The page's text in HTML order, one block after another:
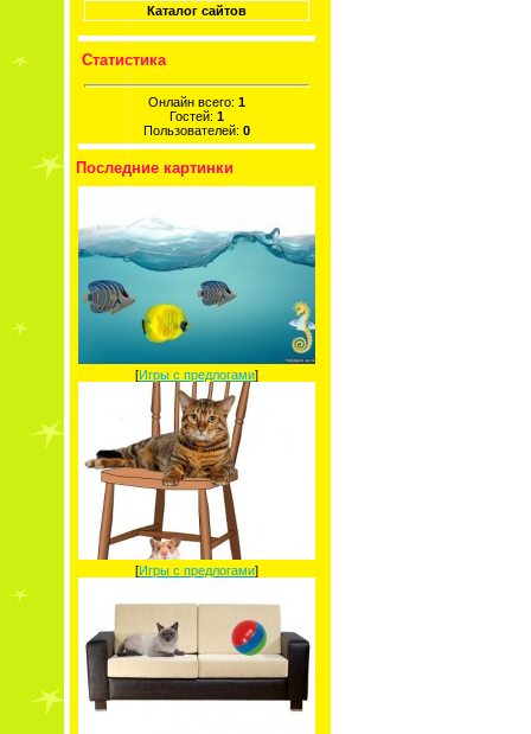
Каталог сайтов
Статистика
Онлайн всего: 1
Гостей: 1
Пользователей: 0
Последние картинки
[Игры с предлогами]
[Игры с предлогами]